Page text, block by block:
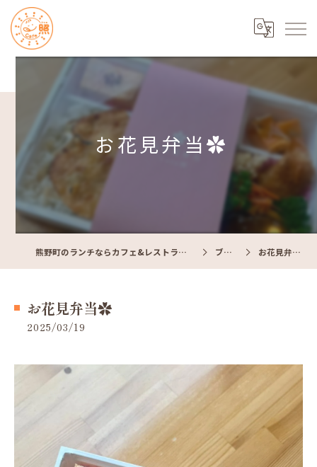
お花見弁当✿
熊野町のランチならカフェ&レストラン Cafe照 ブログ お花見弁当✿
お花見弁当✿
2025/03/19